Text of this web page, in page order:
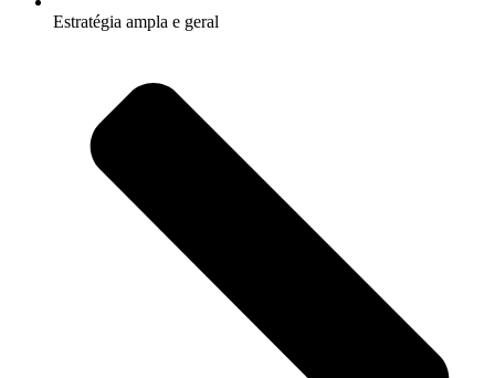
Estratégia ampla e geral